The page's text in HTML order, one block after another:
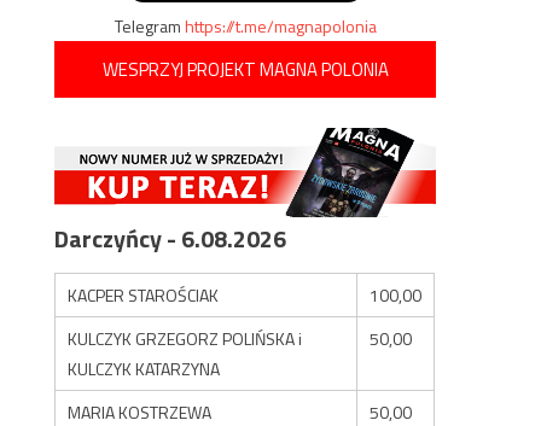
Telegramhttps://t.me/magnapolonia
WESPRZYJ PROJEKT MAGNA POLONIA
Darczyńcy - 6.08.2026
KACPER STAROŚCIAK
100,00
KULCZYK GRZEGORZ POLIŃSKA i
KULCZYK KATARZYNA
50,00
MARIA KOSTRZEWA
50,00